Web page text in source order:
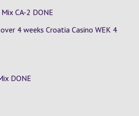
CA-2 DONE
4 weeks Croatia Casino WEK 4
DONE